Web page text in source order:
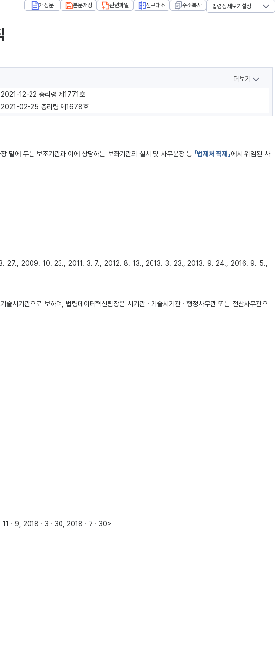
개정문 본문저장 관련파일 신구대조 주소복사 법령상세보기설정
더보기
2021-12-22 총리령 제1771호
2021-02-25 총리령 제1678호
밑에 두는 보조기관과 이에 상당하는 보좌기관의 설치 및 사무분장 등 「법제처 직제」에서 위임된 사
3. 27., 2009. 10. 23., 2011. 3. 7., 2012. 8. 13., 2013. 3. 23., 2013. 9. 24., 2016. 9. 5.,
서기관으로 보하며, 법령데이터혁신팀장은 서기관ㆍ기술서기관ㆍ행정사무관 또는 전산사무관으
11ㆍ9, 2018ㆍ3ㆍ30, 2018ㆍ7ㆍ30>